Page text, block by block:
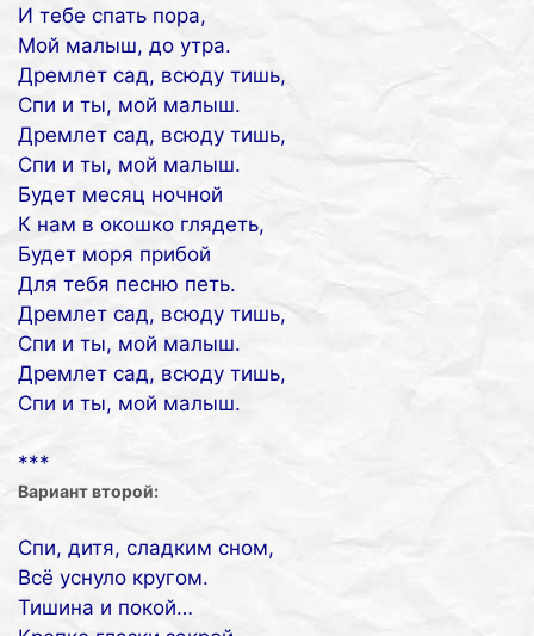
И тебе спать пора,
Мой малыш, до утра.
Дремлет сад, всюду тишь,
Спи и ты, мой малыш.
Дремлет сад, всюду тишь,
Спи и ты, мой малыш.
Будет месяц ночной
К нам в окошко глядеть,
Будет моря прибой
Для тебя песню петь.
Дремлет сад, всюду тишь,
Спи и ты, мой малыш.
Дремлет сад, всюду тишь,
Спи и ты, мой малыш.
***
Вариант второй:
Спи, дитя, сладким сном,
Всё уснуло кругом.
Тишина и покой…